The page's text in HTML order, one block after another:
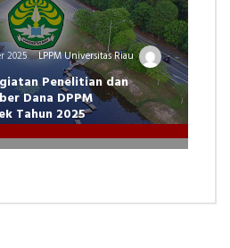
2025 LPPM Universitas Riau
Penelitian dan
Dana DPPM
Tahun 2025